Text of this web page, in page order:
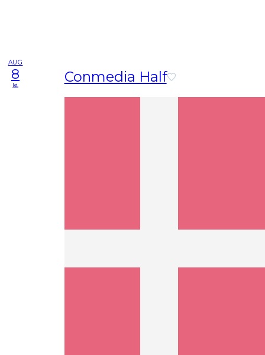
AUG
8
lø. Conmedia Half